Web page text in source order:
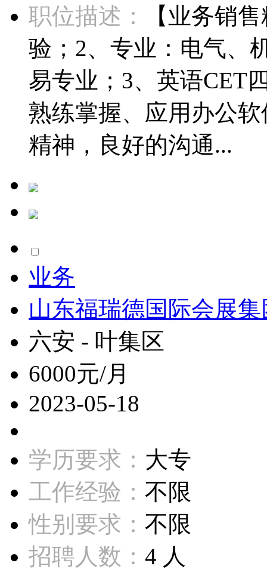
职位描述：
【业务销
验；2、专业：电气、
易专业；3、英语CET
熟练掌握、应用办公
精神，良好的沟通...
业务
山东福瑞德国际会展
六安 - 叶集区
6000元/月
2023-05-18
学历要求： 大专
工作经验： 不限
性别要求： 不限
招聘人数： 4 人